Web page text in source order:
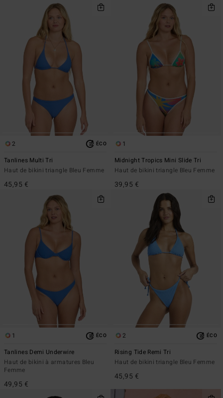
2 ÉCO
Tanlines Multi Tri
Haut de bikini triangle Bleu Femme
45,95 €
1
Midnight Tropics Mini Slide Tri
Haut de bikini triangle Bleu Femme
39,95 €
1 ÉCO
Tanlines Demi Underwire
Haut de bikini à armatures Bleu
Femme
49,95 €
2 ÉCO
Rising Tide Remi Tri
Haut de bikini triangle Bleu Femme
45,95 €